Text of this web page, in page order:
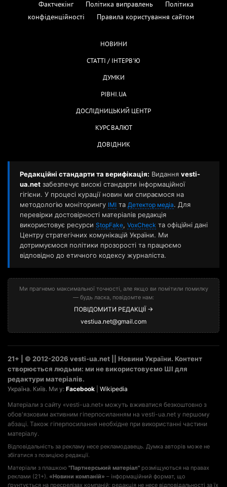
Фактчекінг
Політика виправлень
Політика
конфіденційності
Правила користування сайтом
НОВИНИ
СТАТТІ / ІНТЕРВ'Ю
ДУМКИ
РІВНІ.UA
ДОСЛІДНИЦЬКИЙ ЦЕНТР
КУРС ВАЛЮТ
ДОВІДНИК
Редакційні стандарти та верифікація: Видання vesti-
ua.net забезпечує високі стандарти інформаційної
гігієни. У процесі курації новин ми спираємося на
методологію моніторингу ІМІ та Детектор медіа. Для
перевірки достовірності матеріалів редакція
використовує ресурси StopFake, VoxCheck та офіційні дані
Центру стратегічних комунікацій України. Ми
дотримуємося політики прозорості та працюємо
відповідно до етичного кодексу журналіста.
Ми прагнемо максимальної точності, але якщо ви помітили помилку
— будь ласка, повідомте нам:
ПОВІДОМИТИ РЕДАКЦІЇ →
vestiua.net@gmail.com
21+ | © 2012-2026 vesti-ua.net || Новини України. Контент
створюється людьми: ми не використовуємо ШІ для
редактури матеріалів.
Україна. Київ. Ми у: Facebook Wikipedia
Матеріали з сайту «vesti-ua.net» можуть вживатися безкоштовно з
обов'язковим активним гіперпосиланням на vesti-ua.net у першому
абзаці. Також гіперпосилання необхідне при використанні частини
матеріалу.
Відповідальність за рекламу несе рекламодавець. Думка авторів може не
збігатися з позицією редакції.
Матеріали з плашкою "Партнерський матеріал" розміщуються на правах
реклами (21+). «Новини компаній» – інформаційний формат, що
ґрунтується на пресрелізах компаній; редакція не несе відповідальності за їх